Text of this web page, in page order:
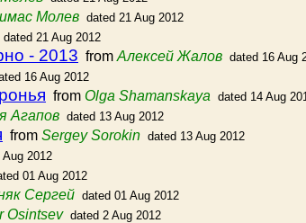
Молев dated 21 Aug 2012
dated 21 Aug 2012
- 2013 from Алексей Жалов dated 16 Aug
16 Aug 2012
from Olga Shamanskaya dated 14 Aug
Агапов dated 13 Aug 2012
from Sergey Sorokin dated 13 Aug 2012
2012
01 Aug 2012
Сергей dated 01 Aug 2012
Osintsev dated 2 Aug 2012